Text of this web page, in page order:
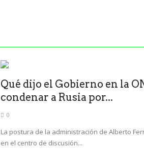
Qué dijo el Gobierno en la
condenar a Rusia por...
0
La postura de la administración de Alberto
en el centro de discusión...